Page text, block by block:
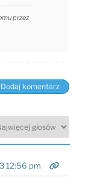
przez
Dodaj komentarz
12:56 pm